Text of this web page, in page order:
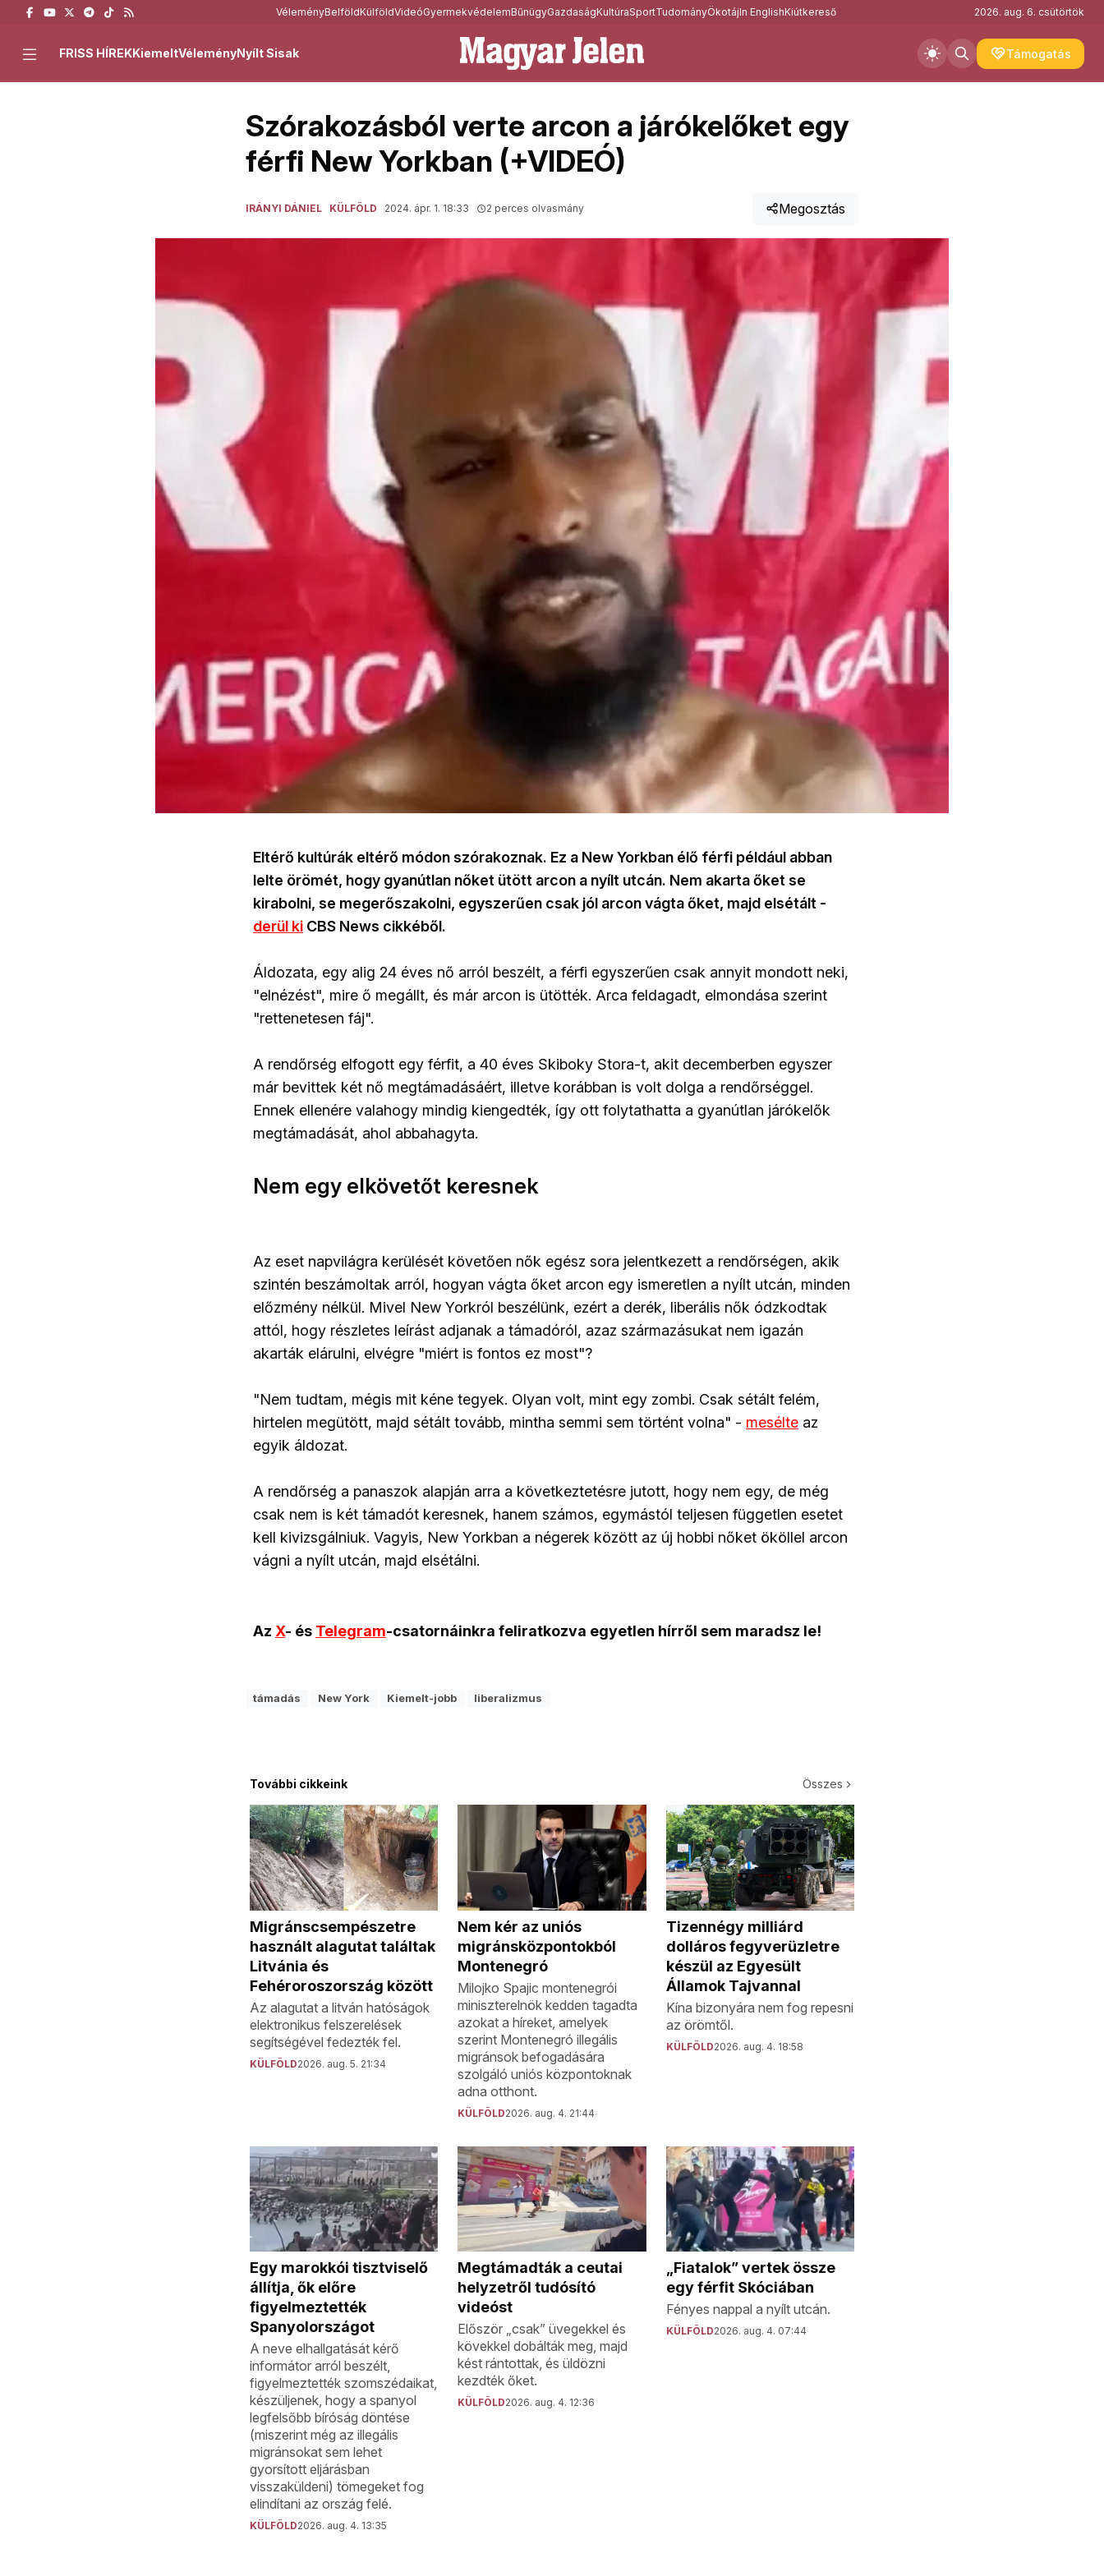
VéleményBelföldKülföldVideóGyermekvédelemBűnügyGazdaságKultúraSportTudományÖkotájIn EnglishKiútkereső 2026. aug. 6. csütörtök
Támogatás
FRISS HÍREKKiemeltVéleményNyílt Sisak
Szórakozásból verte arcon a járókelőket egy
férfi New Yorkban (+VIDEÓ)
IRÁNYI DÁNIEL KÜLFÖLD 2024. ápr. 1. 18:33 2 perces olvasmány Megosztás
Eltérő kultúrák eltérő módon szórakoznak. Ez a New Yorkban élő férfi például abban
lelte örömét, hogy gyanútlan nőket ütött arcon a nyílt utcán. Nem akarta őket se
kirabolni, se megerőszakolni, egyszerűen csak jól arcon vágta őket, majd elsétált -
derül ki CBS News cikkéből.
Áldozata, egy alig 24 éves nő arról beszélt, a férfi egyszerűen csak annyit mondott neki,
"elnézést", mire ő megállt, és már arcon is ütötték. Arca feldagadt, elmondása szerint
"rettenetesen fáj".
A rendőrség elfogott egy férfit, a 40 éves Skiboky Stora-t, akit decemberben egyszer
már bevittek két nő megtámadásáért, illetve korábban is volt dolga a rendőrséggel.
Ennek ellenére valahogy mindig kiengedték, így ott folytathatta a gyanútlan járókelők
megtámadását, ahol abbahagyta.
Nem egy elkövetőt keresnek
Az eset napvilágra kerülését követően nők egész sora jelentkezett a rendőrségen, akik
szintén beszámoltak arról, hogyan vágta őket arcon egy ismeretlen a nyílt utcán, minden
előzmény nélkül. Mivel New Yorkról beszélünk, ezért a derék, liberális nők ódzkodtak
attól, hogy részletes leírást adjanak a támadóról, azaz származásukat nem igazán
akarták elárulni, elvégre "miért is fontos ez most"?
"Nem tudtam, mégis mit kéne tegyek. Olyan volt, mint egy zombi. Csak sétált felém,
hirtelen megütött, majd sétált tovább, mintha semmi sem történt volna" - mesélte az
egyik áldozat.
A rendőrség a panaszok alapján arra a következtetésre jutott, hogy nem egy, de még
csak nem is két támadót keresnek, hanem számos, egymástól teljesen független esetet
kell kivizsgálniuk. Vagyis, New Yorkban a négerek között az új hobbi nőket ököllel arcon
vágni a nyílt utcán, majd elsétálni.
Az X- és Telegram-csatornáinkra feliratkozva egyetlen hírről sem maradsz le!
támadás New York Kiemelt-jobb liberalizmus
További cikkeink Összes
Migránscsempészetre
használt alagutat találtak
Litvánia és
Fehéroroszország között
Az alagutat a litván hatóságok
elektronikus felszerelések
segítségével fedezték fel.
KÜLFÖLD2026. aug. 5. 21:34
Nem kér az uniós
migránsközpontokból
Montenegró
Milojko Spajic montenegrói
miniszterelnök kedden tagadta
azokat a híreket, amelyek
szerint Montenegró illegális
migránsok befogadására
szolgáló uniós központoknak
adna otthont.
KÜLFÖLD2026. aug. 4. 21:44
Tizennégy milliárd
dolláros fegyverüzletre
készül az Egyesült
Államok Tajvannal
Kína bizonyára nem fog repesni
az örömtől.
KÜLFÖLD2026. aug. 4. 18:58
Egy marokkói tisztviselő
állítja, ők előre
figyelmeztették
Spanyolországot
A neve elhallgatását kérő
informátor arról beszélt,
figyelmeztették szomszédaikat,
készüljenek, hogy a spanyol
legfelsőbb bíróság döntése
(miszerint még az illegális
migránsokat sem lehet
gyorsított eljárásban
visszaküldeni) tömegeket fog
elindítani az ország felé.
KÜLFÖLD2026. aug. 4. 13:35
Megtámadták a ceutai
helyzetről tudósító
videóst
Először „csak” üvegekkel és
kövekkel dobálták meg, majd
kést rántottak, és üldözni
kezdték őket.
KÜLFÖLD2026. aug. 4. 12:36
„Fiatalok” vertek össze
egy férfit Skóciában
Fényes nappal a nyílt utcán.
KÜLFÖLD2026. aug. 4. 07:44